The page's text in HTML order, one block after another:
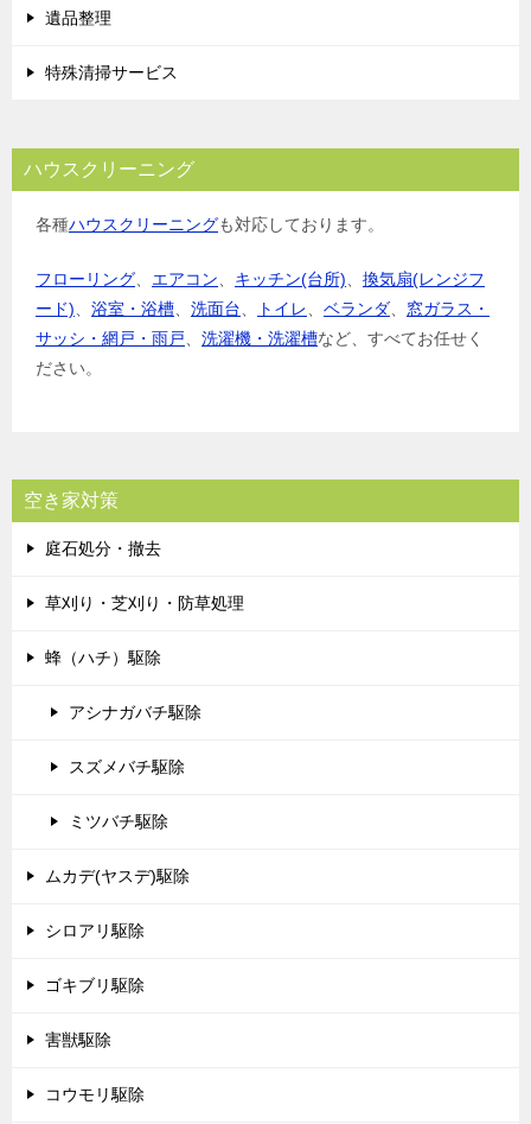
遺品整理
特殊清掃サービス
ハウスクリーニング
各種ハウスクリーニングも対応しております。
フローリング エアコン キッチン(台所)
換気扇(レンジフ
ード)
浴室・浴槽 洗面台 トイレ ベランダ
窓ガラス・
サッシ・網戸・雨戸
洗濯機・洗濯槽など、すべてお任せく
ださい。
空き家対策
庭石処分・撤去
草刈り・芝刈り・防草処理
蜂（ハチ）駆除
アシナガバチ駆除
スズメバチ駆除
ミツバチ駆除
ムカデ(ヤスデ)駆除
シロアリ駆除
ゴキブリ駆除
害獣駆除
コウモリ駆除